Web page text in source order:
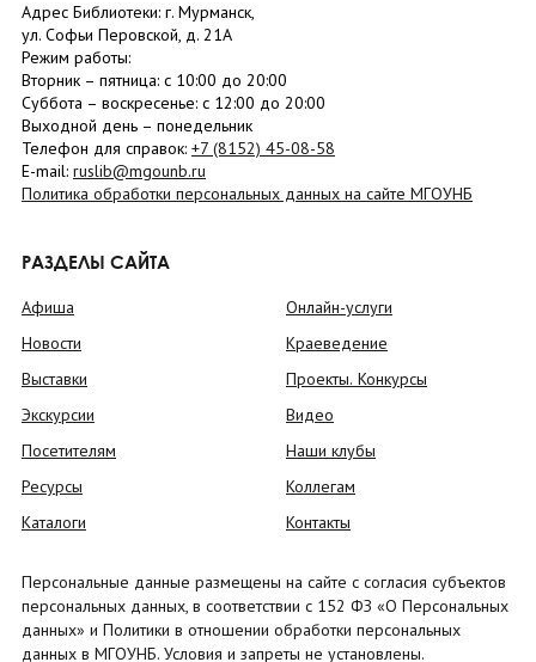
Адрес Библиотеки: г. Мурманск,
ул. Софьи Перовской, д. 21А
Режим работы:
Вторник – пятница: с 10:00 до 20:00
Суббота – воскресенье: c 12:00 до 20:00
Выходной день – понедельник
Телефон для справок: +7 (8152) 45-08-58
E-mail: ruslib@mgounb.ru
Политика обработки персональных данных на сайте МГОУНБ
РАЗДЕЛЫ САЙТА
Афиша
Новости
Выставки
Экскурсии
Посетителям
Ресурсы
Каталоги
Онлайн-услуги
Краеведение
Проекты. Конкурсы
Видео
Наши клубы
Коллегам
Контакты
Персональные данные размещены на сайте с согласия субъектов
персональных данных, в соответствии с 152 ФЗ «О Персональных
данных» и Политики в отношении обработки персональных
данных в МГОУНБ. Условия и запреты не установлены.